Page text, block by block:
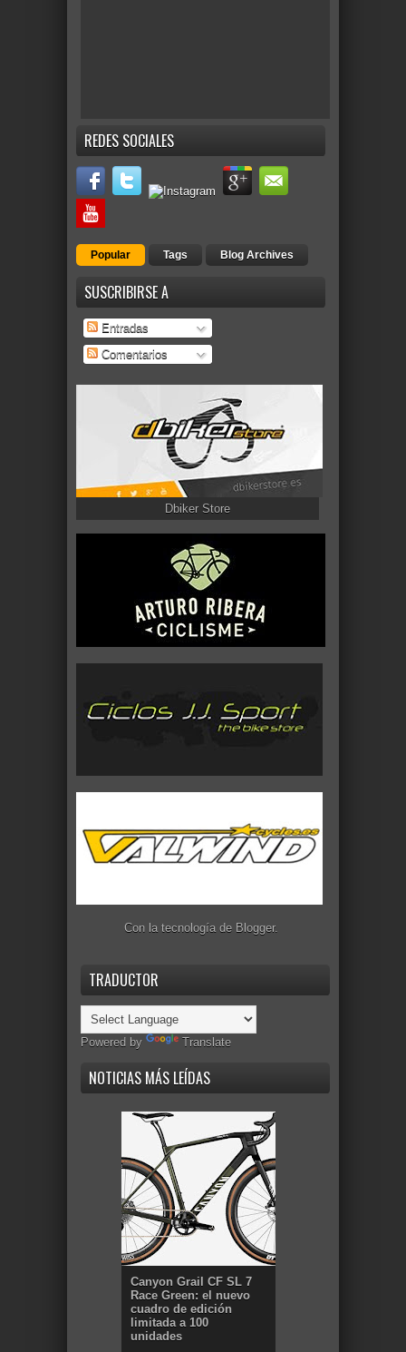
REDES SOCIALES
Popular Tags Blog Archives
SUSCRIBIRSE A
Entradas
Comentarios
Dbiker Store
Con la tecnología de Blogger.
TRADUCTOR
Powered by Translate
NOTICIAS MÁS LEÍDAS
Canyon Grail CF SL 7
Race Green: el nuevo
cuadro de edición
limitada a 100
unidades